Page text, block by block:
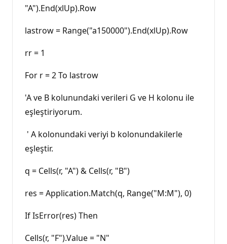
"A").End(xlUp).Row
lastrow = Range("a150000").End(xlUp).Row
rr = 1
For r = 2 To lastrow
'A ve B kolunundaki verileri G ve H kolonu ile
eşleştiriyorum.
' A kolonundaki veriyi b kolonundakilerle
eşleştir.
q = Cells(r, "A") & Cells(r, "B")
res = Application.Match(q, Range("M:M"), 0)
If IsError(res) Then
Cells(r, "F").Value = "N"